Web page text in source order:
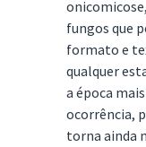
fungos que
formato e
qualquer
a época
ocorrência,
torna ainda